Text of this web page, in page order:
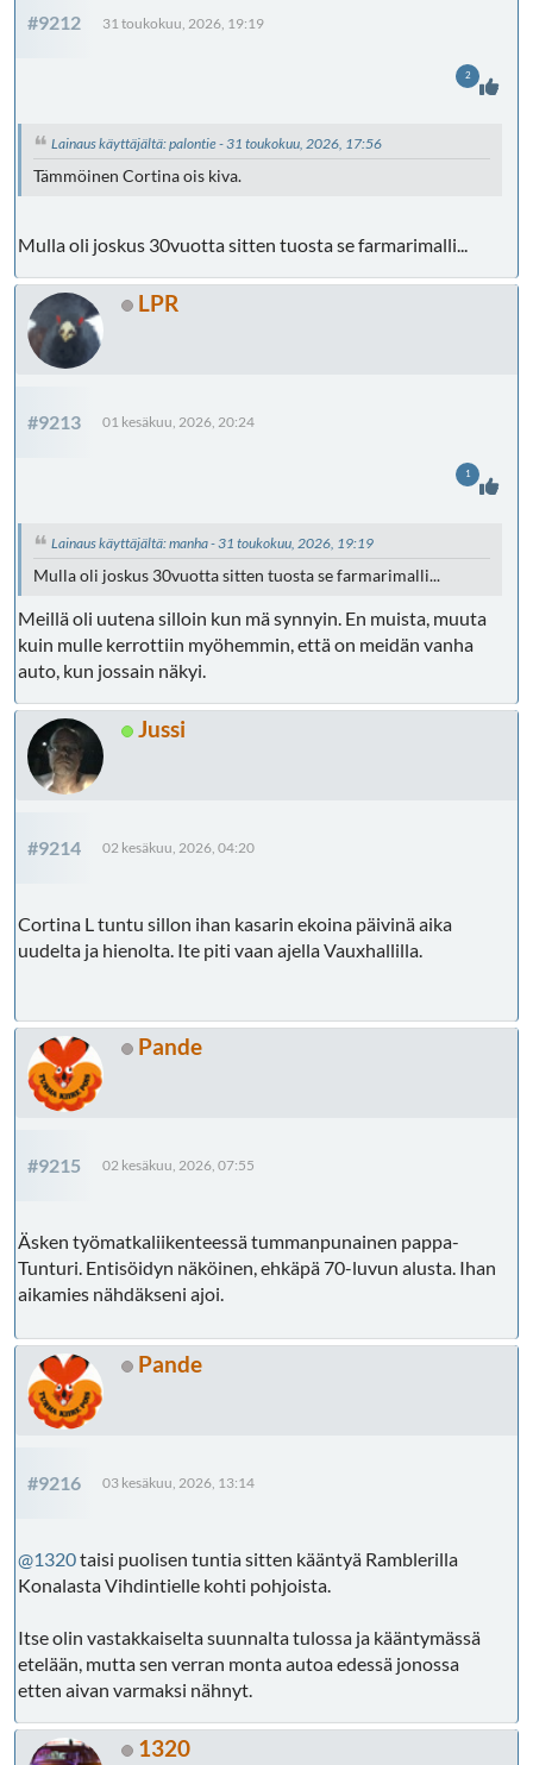
#9212 31 toukokuu, 2026, 19:19
Lainaus käyttäjältä: palontie - 31 toukokuu, 2026, 17:56
Tämmöinen Cortina ois kiva.
Mulla oli joskus 30vuotta sitten tuosta se farmarimalli...
2
LPR
#9213 01 kesäkuu, 2026, 20:24
Lainaus käyttäjältä: manha - 31 toukokuu, 2026, 19:19
Mulla oli joskus 30vuotta sitten tuosta se farmarimalli...
Meillä oli uutena silloin kun mä synnyin. En muista, muuta
kuin mulle kerrottiin myöhemmin, että on meidän vanha
auto, kun jossain näkyi.
1
Jussi
#9214 02 kesäkuu, 2026, 04:20
Cortina L tuntu sillon ihan kasarin ekoina päivinä aika
uudelta ja hienolta. Ite piti vaan ajella Vauxhallilla.
Pande
#9215 02 kesäkuu, 2026, 07:55
Äsken työmatkaliikenteessä tummanpunainen pappa-
Tunturi. Entisöidyn näköinen, ehkäpä 70-luvun alusta. Ihan
aikamies nähdäkseni ajoi.
Pande
#9216 03 kesäkuu, 2026, 13:14
@1320taisi puolisen tuntia sitten kääntyä Ramblerilla
Konalasta Vihdintielle kohti pohjoista.
Itse olin vastakkaiselta suunnalta tulossa ja kääntymässä
etelään, mutta sen verran monta autoa edessä jonossa
etten aivan varmaksi nähnyt.
1320